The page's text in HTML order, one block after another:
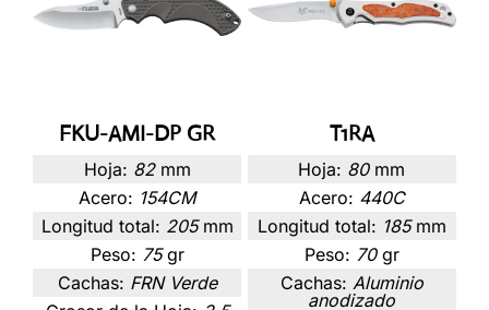
FKU-AMI-DP GR
Hoja: 82 mm
Acero: 154CM
Longitud total: 205 mm
Peso: 75 gr
Cachas: FRN Verde
T1RA
Hoja: 80 mm
Acero: 440C
Longitud total: 185 mm
Peso: 70 gr
Cachas: Aluminio
anodizado